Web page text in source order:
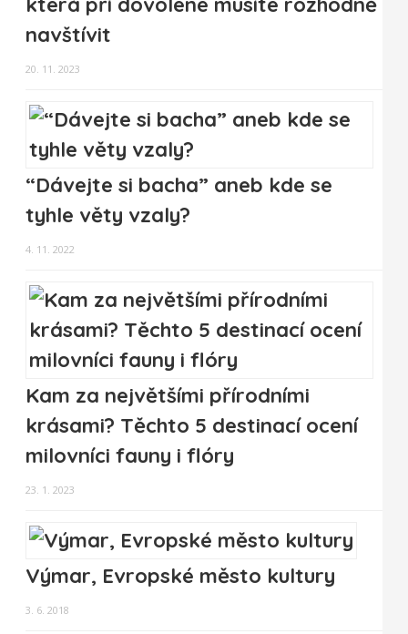
navštívit
20. 11. 2023
“Dávejte si bacha” aneb kde se
tyhle věty vzaly?
4. 11. 2022
Kam za největšími přírodními
krásami? Těchto 5 destinací ocení
milovníci fauny i flóry
23. 1. 2023
Výmar, Evropské město kultury
3. 6. 2018